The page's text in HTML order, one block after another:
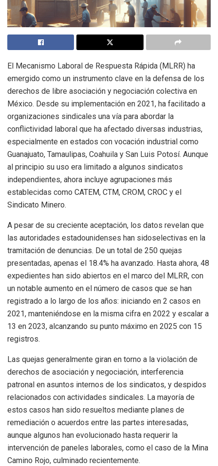
El Mecanismo Laboral de Respuesta Rápida (MLRR) ha
emergido como un instrumento clave en la defensa de los
derechos de libre asociación y negociación colectiva en
México. Desde su implementación en 2021, ha facilitado a
organizaciones sindicales una vía para abordar la
conflictividad laboral que ha afectado diversas industrias,
especialmente en estados con vocación industrial como
Guanajuato, Tamaulipas, Coahuila y San Luis Potosí. Aunque
al principio su uso era limitado a algunos sindicatos
independientes, ahora incluye agrupaciones más
establecidas como CATEM, CTM, CROM, CROC y el
Sindicato Minero.
A pesar de su creciente aceptación, los datos revelan que
las autoridades estadounidenses han sidoselectivas en la
tramitación de denuncias. De un total de 250 quejas
presentadas, apenas el 18.4% ha avanzado. Hasta ahora, 48
expedientes han sido abiertos en el marco del MLRR, con
un notable aumento en el número de casos que se han
registrado a lo largo de los años: iniciando en 2 casos en
2021, manteniéndose en la misma cifra en 2022 y escalar a
13 en 2023, alcanzando su punto máximo en 2025 con 15
registros.
Las quejas generalmente giran en torno a la violación de
derechos de asociación y negociación, interferencia
patronal en asuntos internos de los sindicatos, y despidos
relacionados con actividades sindicales. La mayoría de
estos casos han sido resueltos mediante planes de
remediación o acuerdos entre las partes interesadas,
aunque algunos han evolucionado hasta requerir la
intervención de paneles laborales, como el caso de la Mina
Camino Rojo, culminado recientemente.